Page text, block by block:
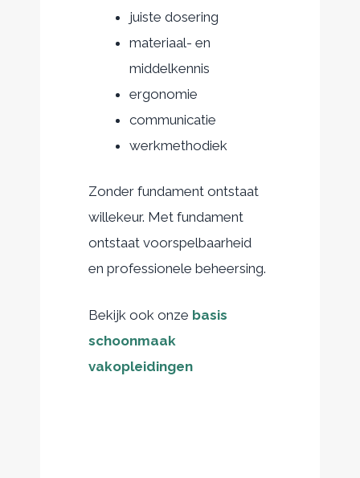
juiste dosering
materiaal- en
middelkennis
ergonomie
communicatie
werkmethodiek
Zonder fundament ontstaat
willekeur. Met fundament
ontstaat voorspelbaarheid
en professionele beheersing.
Bekijk ook onze basis
schoonmaak
vakopleidingen